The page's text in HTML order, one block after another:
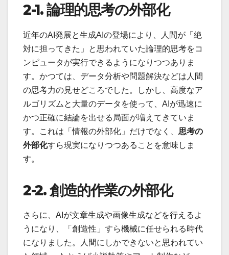
2-1.論理的思考の外部化
近年のAI発展と生成AIの登場により、人間が「絶
対に担ってきた」と思われていた論理的思考をコ
ンピュータが実行できるようになりつつありま
す。かつては、データ分析や問題解決などは人間
の思考力の見せどころでした。しかし、高度なア
ルゴリズムと大量のデータを使って、AIが迅速に
かつ正確に結論を出せる局面が増えてきていま
す。これは「情報の外部化」だけでなく、 思考の
外部化すら現実になりつつあることを意味しま
す。
2-2.創造的作業の外部化
さらに、AIが文章生成や画像生成などを行えるよ
うになり、「創造性」すら機械に任せられる時代
になりました。人間にしかできないと思われてい